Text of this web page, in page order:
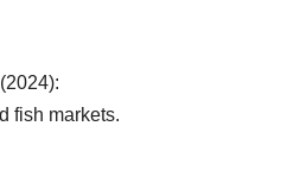
(2024):
fish markets.